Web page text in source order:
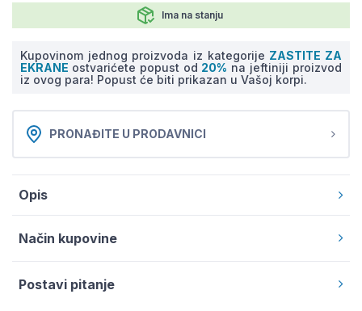
Ima na stanju
Kupovinom jednog proizvoda iz kategorije ZASTITE ZA
EKRANE ostvarićete popust od 20% na jeftiniji proizvod
iz ovog para! Popust će biti prikazan u Vašoj korpi.
PRONAĐITE U PRODAVNICI
Opis
Način kupovine
Postavi pitanje